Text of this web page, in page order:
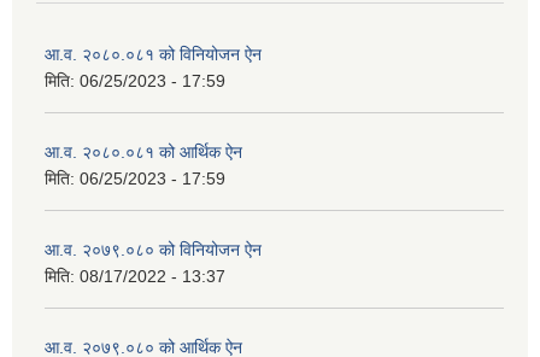
आ.व. २०८०.०८१ को विनियोजन ऐन
मिति: 06/25/2023 - 17:59
आ.व. २०८०.०८१ को आर्थिक ऐन
मिति: 06/25/2023 - 17:59
आ.व. २०७९.०८० को विनियोजन ऐन
मिति: 08/17/2022 - 13:37
आ.व. २०७९.०८० को आर्थिक ऐन